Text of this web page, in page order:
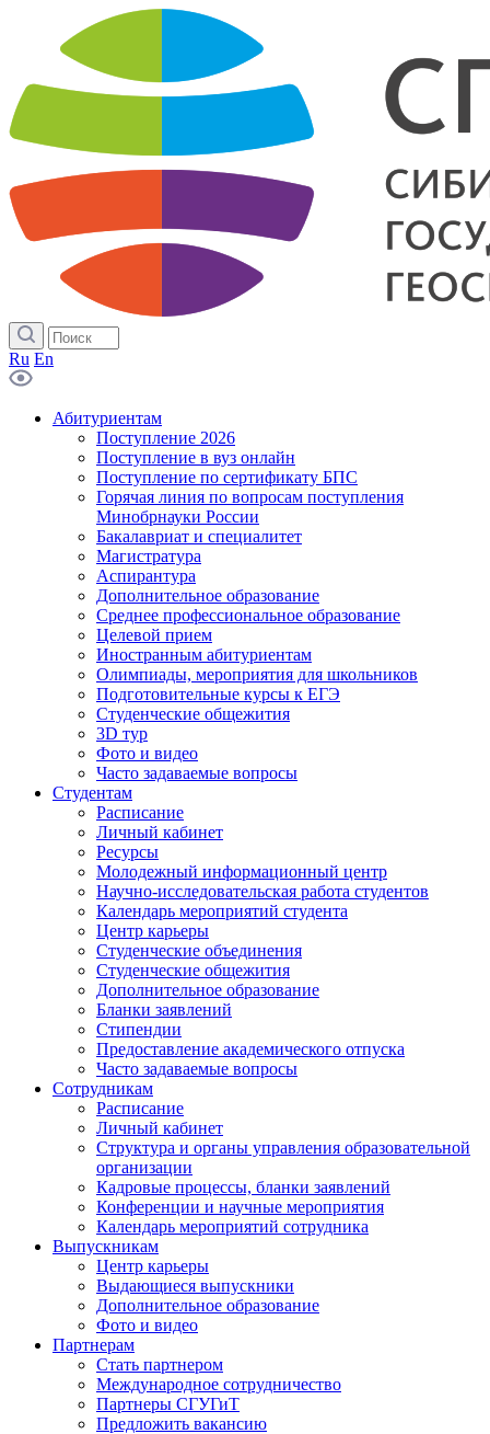
Ru En
Абитуриентам
Поступление 2026
Поступление в вуз онлайн
Поступление по сертификату БПС
Горячая линия по вопросам поступления
Минобрнауки России
Бакалавриат и специалитет
Магистратура
Аспирантура
Дополнительное образование
Среднее профессиональное образование
Целевой прием
Иностранным абитуриентам
Олимпиады, мероприятия для школьников
Подготовительные курсы к ЕГЭ
Студенческие общежития
3D тур
Фото и видео
Часто задаваемые вопросы
Студентам
Расписание
Личный кабинет
Ресурсы
Молодежный информационный центр
Научно-исследовательская работа студентов
Календарь мероприятий студента
Центр карьеры
Студенческие объединения
Студенческие общежития
Дополнительное образование
Бланки заявлений
Стипендии
Предоставление академического отпуска
Часто задаваемые вопросы
Сотрудникам
Расписание
Личный кабинет
Структура и органы управления образовательной
организации
Кадровые процессы, бланки заявлений
Конференции и научные мероприятия
Календарь мероприятий сотрудника
Выпускникам
Центр карьеры
Выдающиеся выпускники
Дополнительное образование
Фото и видео
Партнерам
Стать партнером
Международное сотрудничество
Партнеры СГУГиТ
Предложить вакансию